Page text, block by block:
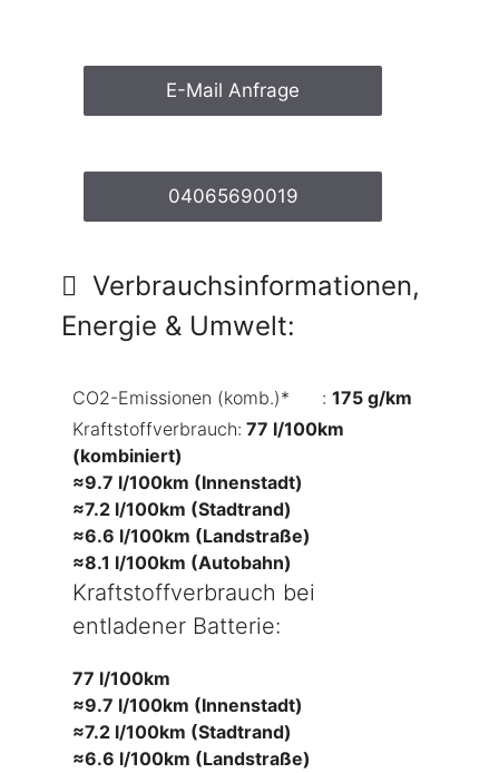
E-Mail Anfrage
04065690019
Verbrauchsinformationen,
Energie & Umwelt:
CO2-Emissionen (komb.)* : 175 g/km
Kraftstoffverbrauch: 77 l/100km
(kombiniert)
≈9.7 l/100km (Innenstadt)
≈7.2 l/100km (Stadtrand)
≈6.6 l/100km (Landstraße)
≈8.1 l/100km (Autobahn)
Kraftstoffverbrauch bei
entladener Batterie:
77 l/100km
≈9.7 l/100km (Innenstadt)
≈7.2 l/100km (Stadtrand)
≈6.6 l/100km (Landstraße)